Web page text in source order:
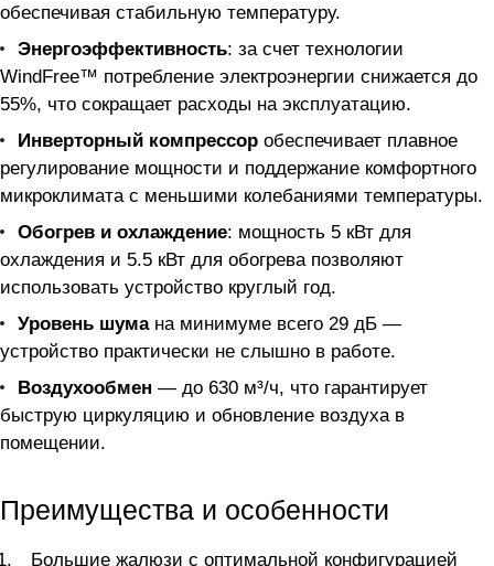
обеспечивая стабильную температуру.
Энергоэффективность: за счет технологии
WindFree™ потребление электроэнергии снижается до
55%, что сокращает расходы на эксплуатацию.
Инверторный компрессор обеспечивает плавное
регулирование мощности и поддержание комфортного
микроклимата с меньшими колебаниями температуры.
Обогрев и охлаждение: мощность 5 кВт для
охлаждения и 5.5 кВт для обогрева позволяют
использовать устройство круглый год.
Уровень шумана минимуме всего 29 дБ —
устройство практически не слышно в работе.
Воздухообмен — до 630 м³/ч, что гарантирует
быструю циркуляцию и обновление воздуха в
помещении.
Преимущества и особенности
Большие жалюзи с оптимальной конфигурацией